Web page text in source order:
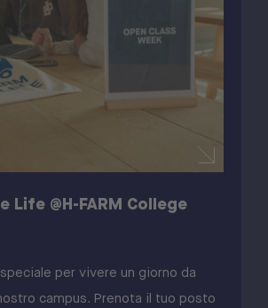
Life @H-FARM College
per vivere un giorno da
campus. Prenota il tuo posto